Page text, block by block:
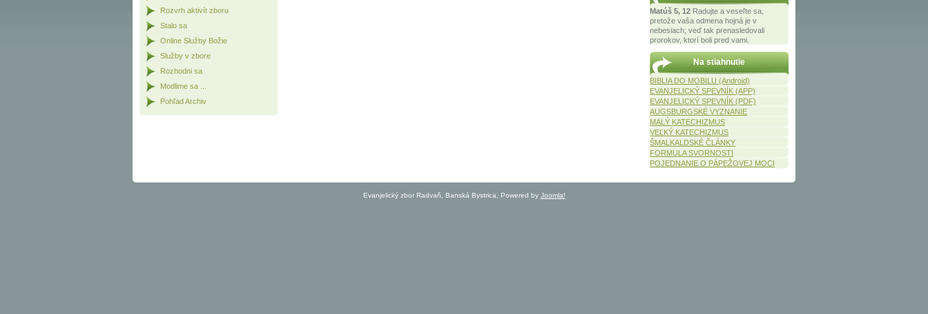
Rozvrh aktivít zboru
Stalo sa
Online Služby Božie
Služby v zbore
Rozhodni sa
Modlime sa ...
Pohľad Archiv
Matúš 5, 12 Radujte a veseľte sa,
pretože vaša odmena hojná je v
nebesiach; veď tak prenasledovali
prorokov, ktorí boli pred vami.
Na stiahnutie
BIBLIA DO MOBILU (Android)
EVANJELICKÝ SPEVNÍK (APP)
EVANJELICKÝ SPEVNÍK (PDF)
AUGSBURGSKÉ VYZNANIE
MALÝ KATECHIZMUS
VEĽKÝ KATECHIZMUS
ŠMALKALDSKÉ ČLÁNKY
FORMULA SVORNOSTI
POJEDNANIE O PÁPEŽOVEJ MOCI
Evanjelický zbor Radvaň, Banská Bystrica, Powered by Joomla!